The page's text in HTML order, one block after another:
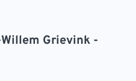
Grievink -